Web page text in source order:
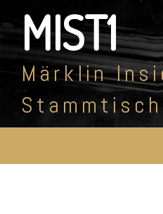
to
contentMIST1
Märklin